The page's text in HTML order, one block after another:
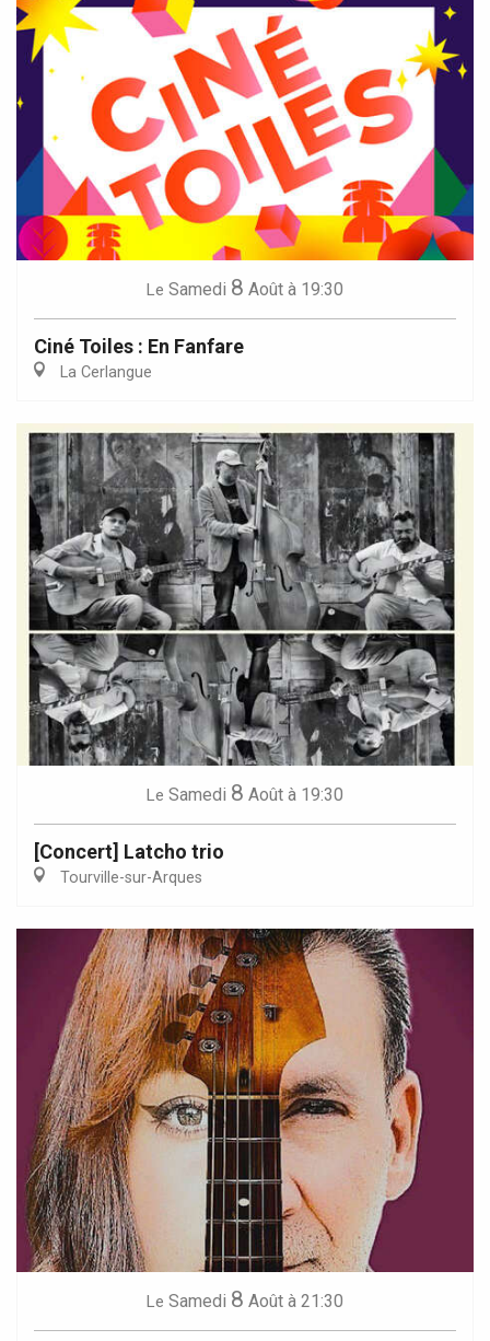
Le Samedi 8 Août à 19:30
Ciné Toiles : En Fanfare
La Cerlangue
Le Samedi 8 Août à 19:30
[Concert] Latcho trio
Tourville-sur-Arques
Le Samedi 8 Août à 21:30